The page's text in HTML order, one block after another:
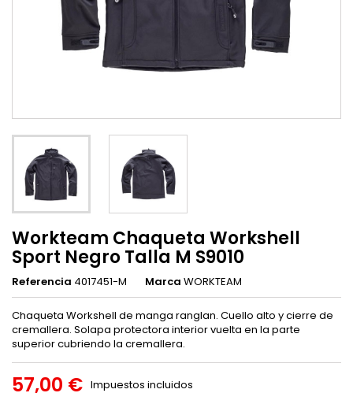
Workteam Chaqueta Workshell
Sport Negro Talla M S9010
Referencia 4017451-M Marca WORKTEAM
Chaqueta Workshell de manga ranglan. Cuello alto y cierre de
cremallera. Solapa protectora interior vuelta en la parte
superior cubriendo la cremallera.
57,00 € Impuestos incluidos